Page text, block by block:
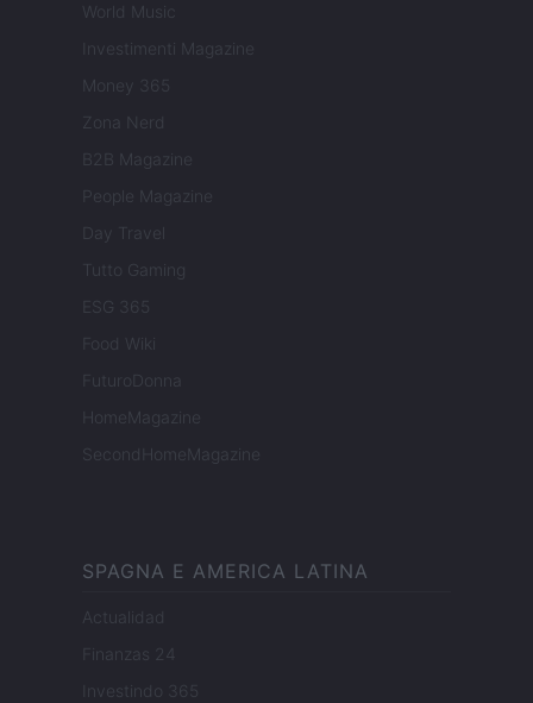
World Music
Investimenti Magazine
Money 365
Zona Nerd
B2B Magazine
People Magazine
Day Travel
Tutto Gaming
ESG 365
Food Wiki
FuturoDonna
HomeMagazine
SecondHomeMagazine
SPAGNA E AMERICA LATINA
Actualidad
Finanzas 24
Investindo 365